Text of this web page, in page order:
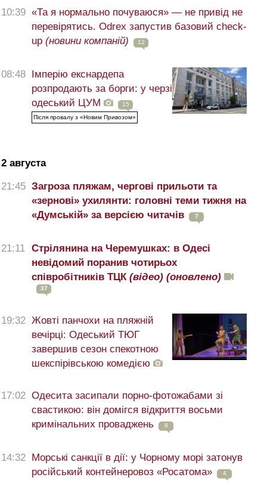
10:39 «Та я нормально почуваюся» — не привід не
перевірятись. Odrex запустив базовий check-
up (новини компаній) 12
08:48
Імперію екснардепа
розпродають за борги: у черзі
одеський ЦУМ
15
Після провалу з «Новим Привозом»
2 августа
21:45 Загроза пляжам, чергові прильоти та
«зернові» ухилянти: головні теми тижня на
«Думській» за версією читачів
7
21:11 Стрілянина на Черемушках: в Одесі
невідомий поранив чотирьох
співробітників ТЦК (відео) (оновлено)
37
19:32 Жовті панчохи на пляжній
вечірці: Одеський ТЮГ
завершив сезон спекотною
шекспірівською комедією
17:02 Одесита засипали порно-фотожабами зі
свастикою: він домігся відкриття восьми
кримінальних проваджень
8
14:32
Морські санкції в дії: у Чорному морі затонув
російський контейнеровоз «Росатома»
4